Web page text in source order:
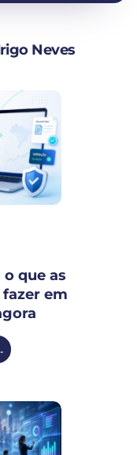
Neves
que as
em